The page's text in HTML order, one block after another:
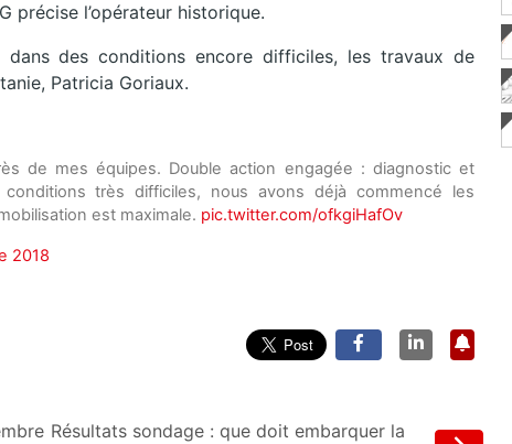
précise l’opérateur historique.
dans des conditions encore difficiles, les travaux de
Patricia Goriaux.
de mes équipes. Double action engagée : diagnostic et
très difficiles, nous avons déjà commencé les
est maximale. pic.twitter.com/ofkgiHafOv
2018
Résultats sondage : que doit embarquer la